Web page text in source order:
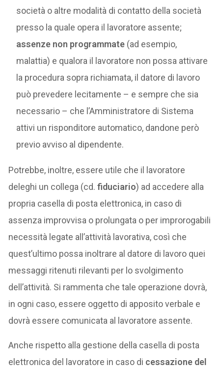
società o altre modalità di contatto della società
presso la quale opera il lavoratore assente;
assenze non programmate (ad esempio,
malattia) e qualora il lavoratore non possa attivare
la procedura sopra richiamata, il datore di lavoro
può prevedere lecitamente – e sempre che sia
necessario – che l’Amministratore di Sistema
attivi un risponditore automatico, dandone però
previo avviso al dipendente.
Potrebbe, inoltre, essere utile che il lavoratore
deleghi un collega (cd.fiduciario) ad accedere alla
propria casella di posta elettronica, in caso di
assenza improvvisa o prolungata o per improrogabili
necessità legate all’attività lavorativa, così che
quest’ultimo possa inoltrare al datore di lavoro quei
messaggi ritenuti rilevanti per lo svolgimento
dell’attività. Si rammenta che tale operazione dovrà,
in ogni caso, essere oggetto di apposito verbale e
dovrà essere comunicata al lavoratore assente.
Anche rispetto alla gestione della casella di posta
elettronica del lavoratore in caso di cessazione del